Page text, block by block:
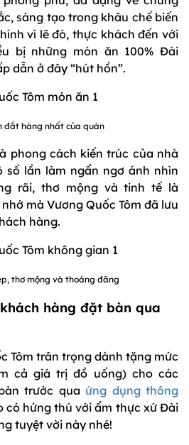
sáng tạo trong khâu chế biến
vì lẽ đó, thực khách đến với
bị những món ăn 100% Đài
dẫn ở đây “hút hồn”.
đắt hàng nhất của quán
phong cách kiến trúc của nhà
số lần làm ngẩn ngơ ánh nhìn
rãi, thơ mộng và tinh tế là
mà Vương Quốc Tôm đã lưu
hàng.
thơ mộng và thoáng đãng
hàng đặt bàn qua
Tôm trân trọng dành tặng mức
cả giá trị đồ uống) cho các
trước qua ứng dụng thông
có hứng thú với ẩm thực xứ Đài
tuyệt vời này nhé!